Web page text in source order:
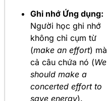
Ghi nhớ Ứng dụng:
Người học ghi nhớ
không chỉ cụm từ
(make an effort) mà
cả câu chứa nó (We
should make a
concerted effort to
save energy).